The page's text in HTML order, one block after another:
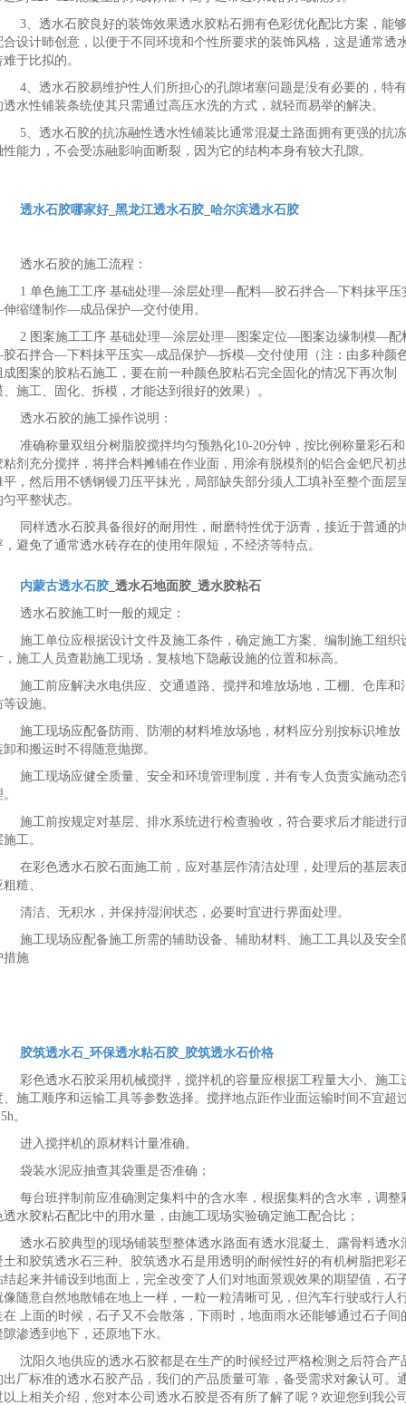
3、透水石胶良好的装饰效果透水胶粘石拥有色彩优化配比方案，能够
合设计昁创意，以便于不同环境和个性所要求的装饰风格，这是通常透
难于比拟的。
4、透水石胶易维护性人们所担心的孔隙堵塞问题是没有必要的，特有
透水性铺装条统使其只需通过高压水洗的方式，就轻而易举的解决。
5、透水石胶的抗冻融性透水性铺装比通常混凝土路面拥有更强的抗冻
性能力，不会受冻融影响面断裂，因为它的结构本身有较大孔隙。
透水石胶哪家好_ 黑龙江透水石胶_ 哈尔滨透水石胶
透水石胶的施工流程：
1 单色施工工序 基础处理—涂层处理—配料—胶石拌合—下料抹平压
缩缝制作—成品保护—交付使用。
2 图案施工工序 基础处理—涂层处理—图案定位—图案边缘制模—配
石拌合—下料抹平压实—成品保护—拆模—交付使用（注：由多种颜
成图案的胶粘石施工，要在前一种颜色胶粘石完全固化的情况下再次制
、施工、固化、拆模，才能达到很好的效果）。
透水石胶的施工操作说明：
准确称量双组分树脂胶搅拌均匀预熟化10-20分钟，按比例称量彩石和
粘剂充分搅拌，将拌合料摊铺在作业面，用涂有脱模剂的铝合金钯尺初
平，然后用不锈钢镘刀压平抹光，局部缺失部分须人工填补至整个面层
匀平整状态。
同样透水石胶具备很好的耐用性，耐磨特性优于沥青，接近于普通的
，避免了通常透水砖存在的使用年限短，不经济等特点。
内蒙古透水石胶_透水石地面胶_透水胶粘石
透水石胶施工时一般的规定：
施工单位应根据设计文件及施工条件，确定施工方案、编制施工组织
，施工人员查勘施工现场，复核地下隐蔽设施的位置和标高。
施工前应解决水电供应、交通道路、搅拌和堆放场地，工棚、仓库和
设施。
施工现场应配备防雨、防潮的材料堆放场地，材料应分别按标识堆放
卸和搬运时不得随意抛掷。
施工现场应健全质量、安全和环境管理制度，并有专人负责实施动态
施工前按规定对基层、排水系统进行检查验收，符合要求后才能进行
工。
在彩色透水石胶石面施工前，应对基层作清洁处理，处理后的基层表
糙、
清洁、无积水，并保持湿润状态，必要时宜进行界面处理。
施工现场应配备施工所需的辅助设备、辅助材料、施工工具以及安全
措施
胶筑透水石_ 环保透水粘石胶_ 胶筑透水石价格
彩色透水石胶采用机械搅拌，搅拌机的容量应根据工程量大小、施工
、施工顺序和运输工具等参数选择。搅拌地点距作业面运输时间不宜超
。
进入搅拌机的原材料计量准确。
袋装水泥应抽查其袋重是否准确；
每台班拌制前应准确测定集料中的含水率，根据集料的含水率，调整
透水胶粘石配比中的用水量，由施工现场实验确定施工配合比；
透水石胶典型的现场铺装型整体透水路面有透水混凝土、露骨料透水
土和胶筑透水石三种。胶筑透水石是用透明的耐候性好的有机树脂把彩
结起来并铺设到地面上，完全改变了人们对地面景观效果的期望值，石
像随意自然地散铺在地上一样，一粒一粒清晰可见，但汽车行驶或行人
在 上面的时候，石子又不会散落，下雨时，地面雨水还能够通过石子间
隙渗透到地下，还原地下水。
沈阳久地供应的透水石胶都是在生产的时候经过严格检测之后符合产
出厂标准的透水石胶产品，我们的产品质量可靠，备受需求对象认可。
以上相关介绍，您对本公司透水石胶是否有所了解了呢？欢迎您到我公